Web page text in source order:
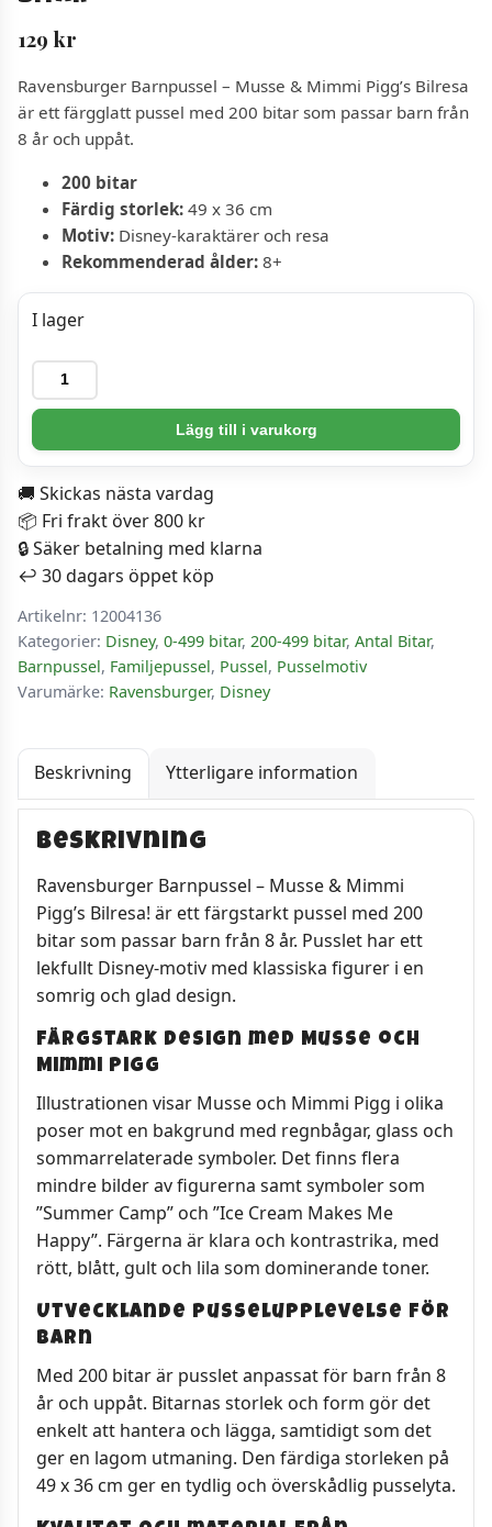
129 kr
Ravensburger Barnpussel – Musse & Mimmi Pigg’s Bilresa
är ett färgglatt pussel med 200 bitar som passar barn från
8 år och uppåt.
200 bitar
Färdig storlek: 49 x 36 cm
Motiv: Disney-karaktärer och resa
Rekommenderad ålder: 8+
I lager
Ravensburger
Barnpussel
Musse
&
Mimmi
Pigg's
Bilresa!
bitar
mängd
Lägg till i varukorg
🚚 Skickas nästa vardag
📦 Fri frakt över 800 kr
🔒 Säker betalning med klarna
↩️ 30 dagars öppet köp
Artikelnr: 12004136
Kategorier: Disney, 0-499 bitar, 200-499 bitar, Antal Bitar,
Barnpussel, Familjepussel, Pussel, Pusselmotiv
Varumärke: Ravensburger, Disney
Beskrivning Ytterligare information
Beskrivning
Ravensburger Barnpussel – Musse & Mimmi
Pigg’s Bilresa! är ett färgstarkt pussel med 200
bitar som passar barn från 8 år. Pusslet har ett
lekfullt Disney-motiv med klassiska figurer i en
somrig och glad design.
Färgstark design med Musse och
Mimmi Pigg
Illustrationen visar Musse och Mimmi Pigg i olika
poser mot en bakgrund med regnbågar, glass och
sommarrelaterade symboler. Det finns flera
mindre bilder av figurerna samt symboler som
”Summer Camp” och ”Ice Cream Makes Me
Happy”. Färgerna är klara och kontrastrika, med
rött, blått, gult och lila som dominerande toner.
Utvecklande pusselupplevelse för
barn
Med 200 bitar är pusslet anpassat för barn från 8
år och uppåt. Bitarnas storlek och form gör det
enkelt att hantera och lägga, samtidigt som det
ger en lagom utmaning. Den färdiga storleken på
49 x 36 cm ger en tydlig och överskådlig pusselyta.